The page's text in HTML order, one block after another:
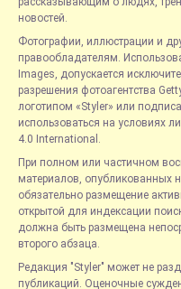
новостей.
Фотографии, иллюстрации и
правообладателям.
Images, допускается
разрешения фотоагентства
логотипом «Styler» или
использоваться на условиях
4.0 International.
При полном или частичном
материалов, опубликованных
обязательно размещение
открытой для индексации
должна быть размещена
второго абзаца.
Редакция "Styler" может не
публикаций. Оценочные